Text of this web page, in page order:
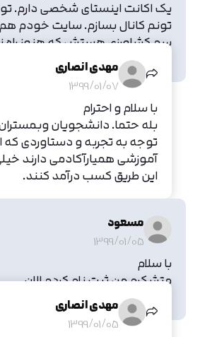
یک اکانت اینستای شخصی دارم.
تونم کانال بسازم. سایت خودم
سم کشاورزی هستش که هنوز راه
ممنون میشم راهنماییم کنین.
مهدی انصاری
1399/01/07
با سلام و احترام
بله حتما. دانشجویان
توجه به تجربه و دستاوردی که
آموزشی همیارآکادمی دارند
این طریق کسب درآمد کنند.
مسعود
1399/01/05
با سلام
متشکرم من ثبت نام کردم الان
ای کاش همکاری در فروش ژاکت هم
مهدی انصاری
1399/01/05